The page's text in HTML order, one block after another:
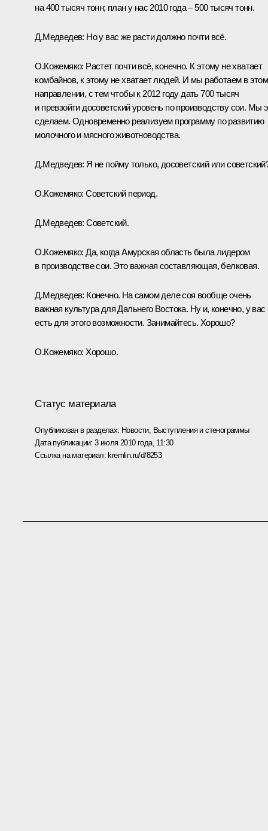
на 400 тысяч тонн; план у нас 2010 года – 500 тысяч тонн.
Д.Медведев: Но у вас же расти должно почти всё.
О.Кожемяко: Растет почти всё, конечно. К этому не хватает
комбайнов, к этому не хватает людей. И мы работаем в этом
направлении, с тем чтобы к 2012 году дать 700 тысяч
и превзойти досоветский уровень по производству сои. Мы
сделаем. Одновременно реализуем программу по развитию
молочного и мясного животноводства.
Д.Медведев: Я не пойму только, досоветский или
О.Кожемяко:Советский период.
Д.Медведев:Советский.
О.Кожемяко:Да, когда Амурская область была лидером
в производстве сои. Это важная составляющая, белковая.
Д.Медведев: Конечно. На самом деле соя вообще очень
важная культура для Дальнего Востока. Ну и, конечно, у вас
есть для этого возможности. Занимайтесь. Хорошо?
О.Кожемяко: Хорошо.
Статус материала
Опубликован в разделах: Новости, Выступления и стенограммы
Дата публикации:3 июля 2010 года, 11:30
Ссылка на материал: kremlin.ru/d/8253